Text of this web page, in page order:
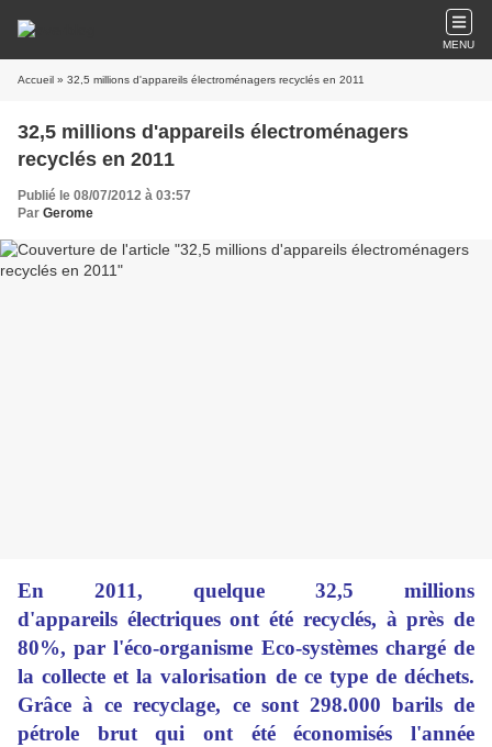
MENU
Accueil » 32,5 millions d'appareils électroménagers recyclés en 2011
32,5 millions d'appareils électroménagers
recyclés en 2011
Publié le 08/07/2012 à 03:57
Par Gerome
En 2011, quelque 32,5 millions
d'appareils électriques ont été recyclés, à près de
80%, par l'éco-organisme Eco-systèmes chargé de
la collecte et la valorisation de ce type de déchets.
Grâce à ce recyclage, ce sont 298.000 barils de
pétrole brut qui ont été économisés l'année